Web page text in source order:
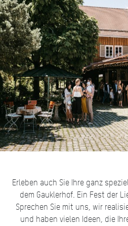
Erleben auch Sie Ihre ganz
dem Gauklerhof. Ein Fest der
Sprechen Sie mit uns, wir
und haben vielen Ideen, die